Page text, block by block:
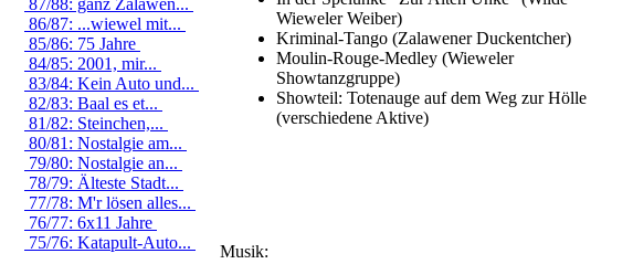
87/88: ganz Zalawen...
86/87: ...wiewel mit...
85/86: 75 Jahre
84/85: 2001, mir...
83/84: Kein Auto und...
82/83: Baal es et...
81/82: Steinchen,...
80/81: Nostalgie am...
79/80: Nostalgie an...
78/79: Älteste Stadt...
77/78: M'r lösen alles...
76/77: 6x11 Jahre
75/76: Katapult-Auto...
Wieweler Weiber)
Kriminal-Tango (Zalawener Duckentcher)
Moulin-Rouge-Medley (Wieweler
Showtanzgruppe)
Showteil: Totenauge auf dem Weg zur Hölle
(verschiedene Aktive)
Musik: